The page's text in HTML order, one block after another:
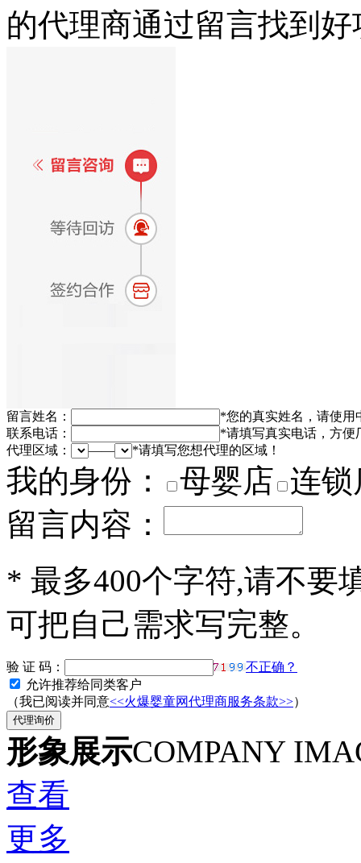
的代理商通过留言找到
留言姓名： *您的真实姓名，请使用
联系电话：
*请填写真实电话，方便
代理区域：
—— *请填写您想代理的区域！
我的身份： 母婴店 连锁
留言内容：
* 最多400个字符,请不要
可把自己需求写完整。
验 证 码：
不正确？
允许推荐给同类客户
（我已阅读并同意<<火爆婴童网代理商服务条款>>）
形象展示COMPANY
查看
更多